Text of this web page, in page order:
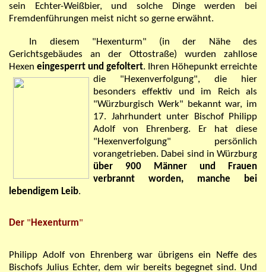
sein Echter-Weißbier, und solche Dinge werden bei
Fremdenführungen meist nicht so gerne erwähnt.
In diesem "Hexenturm" (in der Nähe des
Gerichtsgebäudes an der Ottostraße) wurden zahllose
Hexen eingesperrt und gefoltert. Ihren Höhepunkt erreichte
die "Hexenverfolgung", die hier
besonders effektiv und im Reich als
"Würzburgisch Werk" bekannt war, im
17. Jahrhundert unter Bischof Philipp
Adolf von Ehrenberg. Er hat diese
"Hexenverfolgung" persönlich
vorangetrieben. Dabei sind in Würzburg
über 900 Männer und Frauen
verbrannt worden, manche bei
lebendigem Leib.
Der "Hexenturm"
Philipp Adolf von Ehrenberg war übrigens ein Neffe des
Bischofs Julius Echter, dem wir bereits begegnet sind. Und